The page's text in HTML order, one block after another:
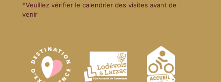
*Veuillez vérifier le calendrier des visites avant de
venir